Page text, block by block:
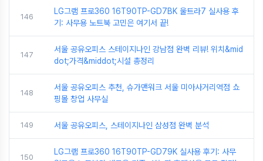
146
LG그램 프로360 16T90TP-GD7BK 울트라7 실사용 후
기: 사무용 노트북 고민은 여기서 끝!
147
서울 공유오피스 스테이지나인 강남점 완벽 리뷰! 위치&mid
dot;가격&middot;시설 총정리
148
서울 공유오피스 추천, 슈가맨워크 서울 미아사거리역점 쇼
핑몰 창업 사무실
149 서울 공유오피스, 스테이지나인 삼성점 완벽 분석
150
LG그램 프로360 16T90TP-GD79K 실사용 후기: 사무